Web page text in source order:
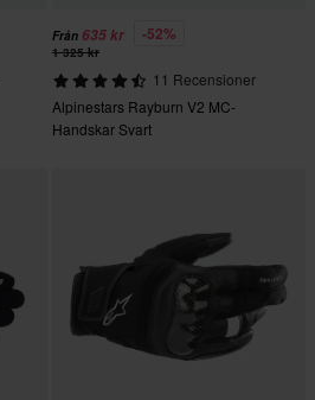
Från 635 kr -52%
1 325 kr
11 Recensioner
Alpinestars Rayburn V2 MC-
Handskar Svart